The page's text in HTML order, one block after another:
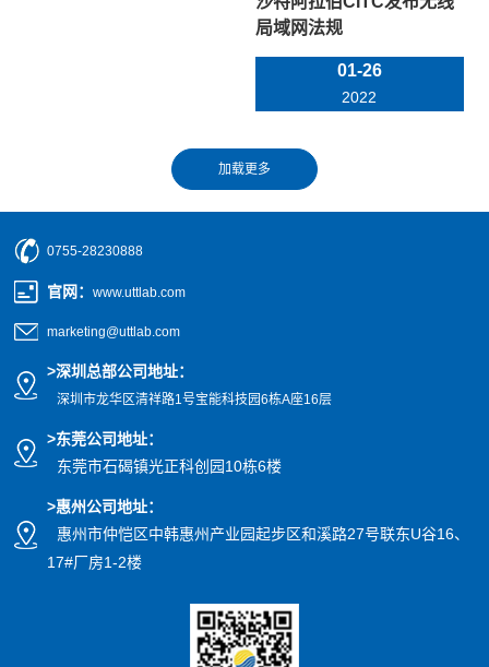
局域网法规
01-26
2022
0755-28230888
官网 ：www.uttlab.com
marketing@uttlab.com
>深圳总部公司地址：
深圳市龙华区清祥路1号宝能科技园6栋A座16层
>东莞公司地址：
东莞市石碣镇光正科创园10栋6楼
>惠州公司地址：
惠州市仲恺区中韩惠州产业园起步区和溪路27号联东U谷16、
17#厂房1-2楼